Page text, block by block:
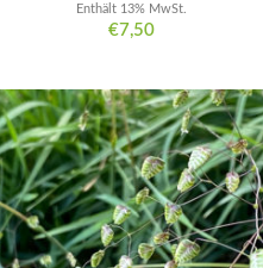
€7,50
Enthält 13% MwSt.